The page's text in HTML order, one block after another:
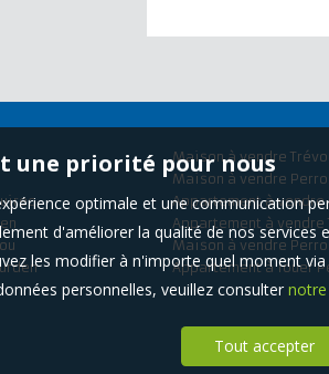
Maison à vendre
Maison à vendre
Appartement à vendre
Appartement à vendre
Maison à vendre
Appartement à louer
une priorité pour nous
optimale et une communication
d'améliorer la qualité de nos
les modifier à n'importe quel moment
personnelles, veuillez consulter
Tout accepter